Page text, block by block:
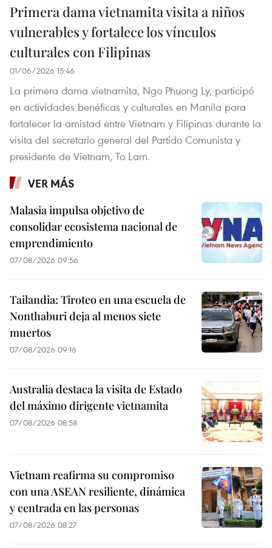
Primera dama vietnamita visita a niños
vulnerables y fortalece los vínculos
culturales con Filipinas
01/06/2026 15:46
La primera dama vietnamita, Ngo Phuong Ly, participó
en actividades benéficas y culturales en Manila para
fortalecer la amistad entre Vietnam y Filipinas durante la
visita del secretario general del Partido Comunista y
presidente de Vietnam, To Lam.
VER MÁS
Malasia impulsa objetivo de
consolidar ecosistema nacional de
emprendimiento
07/08/2026 09:56
Tailandia: Tiroteo en una escuela de
Nonthaburi deja al menos siete
muertos
07/08/2026 09:16
Australia destaca la visita de Estado
del máximo dirigente vietnamita
07/08/2026 08:58
Vietnam reafirma su compromiso
con una ASEAN resiliente, dinámica
y centrada en las personas
07/08/2026 08:27